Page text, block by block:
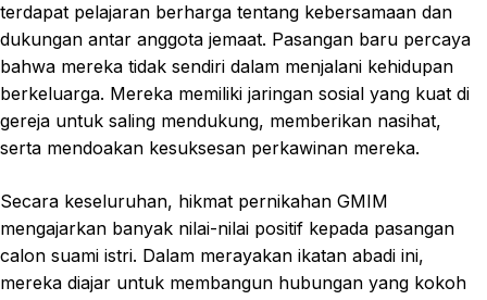
terdapat pelajaran berharga tentang kebersamaan dan
dukungan antar anggota jemaat. Pasangan baru percaya
bahwa mereka tidak sendiri dalam menjalani kehidupan
berkeluarga. Mereka memiliki jaringan sosial yang kuat di
gereja untuk saling mendukung, memberikan nasihat,
serta mendoakan kesuksesan perkawinan mereka.
Secara keseluruhan, hikmat pernikahan GMIM
mengajarkan banyak nilai-nilai positif kepada pasangan
calon suami istri. Dalam merayakan ikatan abadi ini,
mereka diajar untuk membangun hubungan yang kokoh